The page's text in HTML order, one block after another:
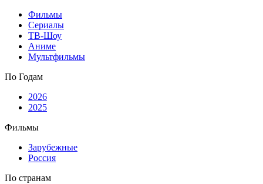
Фильмы
Сериалы
ТВ-Шоу
Аниме
Мультфильмы
По Годам
2026
2025
Фильмы
Зарубежные
Россия
По странам